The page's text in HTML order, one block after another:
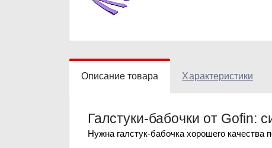
Описание товара Характеристики
Галстуки-бабочки от Gofin:
Нужна галстук-бабочка хорошего